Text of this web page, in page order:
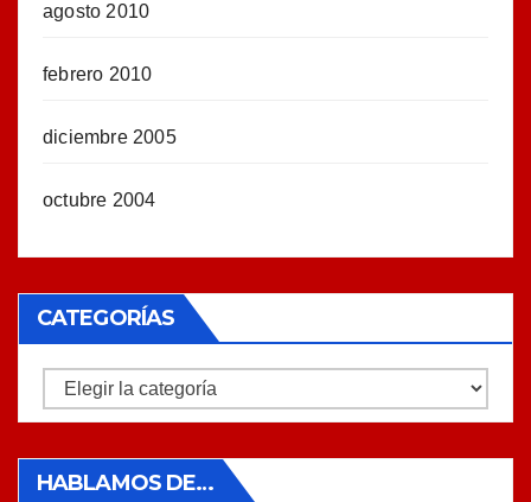
agosto 2010
febrero 2010
diciembre 2005
octubre 2004
CATEGORÍAS
Categorías
HABLAMOS DE…